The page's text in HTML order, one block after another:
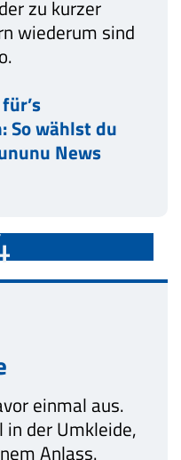
zu kurzer
wiederum sind
So wählst du
News
einmal aus.
in der Umkleide,
Anlass.